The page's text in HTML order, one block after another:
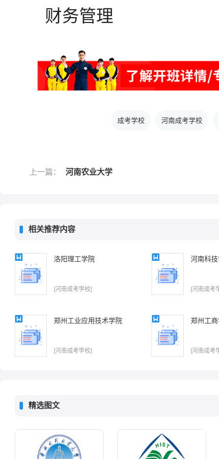
财务管理
成考学校 河南成考学校
上一篇： 河南农业大学
相关推荐内容
洛阳理工学院
[河南成考学校]
河南科
[河南成考
郑州工业应用技术学院
[河南成考学校]
郑州工
[河南成考
精选图文